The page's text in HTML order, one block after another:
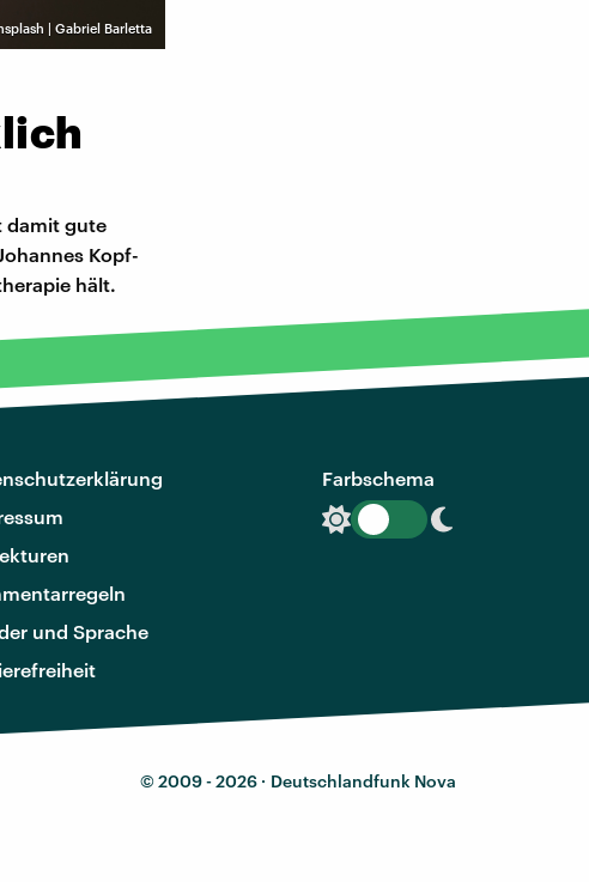
| Gabriel Barletta
damit gute
Kopf-
hält.
und Sprache
Farbschema
© 2009 - 2026 · Deutschlandfunk Nova